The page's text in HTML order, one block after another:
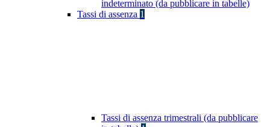
indeterminato (da pubblicare in tabelle)
Tassi di assenza 1
Tassi di assenza trimestrali (da pubblicare